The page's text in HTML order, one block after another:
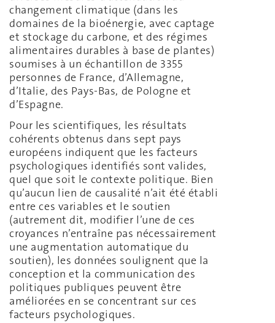
changement climatique (dans les
domaines de la bioénergie, avec captage
et stockage du carbone, et des régimes
alimentaires durables à base de plantes)
soumises à un échantillon de 3355
personnes de France, d’Allemagne,
d’Italie, des Pays-Bas, de Pologne et
d’Espagne.
Pour les scientifiques, les résultats
cohérents obtenus dans sept pays
européens indiquent que les facteurs
psychologiques identifiés sont valides,
quel que soit le contexte politique. Bien
qu’aucun lien de causalité n’ait été établi
entre ces variables et le soutien
(autrement dit, modifier l’une de ces
croyances n’entraîne pas nécessairement
une augmentation automatique du
soutien), les données soulignent que la
conception et la communication des
politiques publiques peuvent être
améliorées en se concentrant sur ces
facteurs psychologiques.